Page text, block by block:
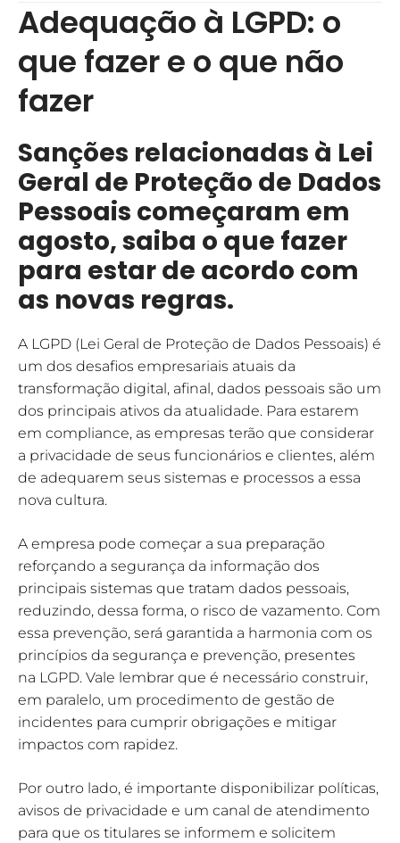
Adequação à LGPD: o
que fazer e o que não
fazer
Sanções relacionadas à Lei
Geral de Proteção de Dados
Pessoais começaram em
agosto, saiba o que fazer
para estar de acordo com
as novas regras.
A LGPD (Lei Geral de Proteção de Dados Pessoais) é
um dos desafios empresariais atuais da
transformação digital, afinal, dados pessoais são um
dos principais ativos da atualidade. Para estarem
em compliance, as empresas terão que considerar
a privacidade de seus funcionários e clientes, além
de adequarem seus sistemas e processos a essa
nova cultura.
A empresa pode começar a sua preparação
reforçando a segurança da informação dos
principais sistemas que tratam dados pessoais,
reduzindo, dessa forma, o risco de vazamento. Com
essa prevenção, será garantida a harmonia com os
princípios da segurança e prevenção, presentes
na LGPD. Vale lembrar que é necessário construir,
em paralelo, um procedimento de gestão de
incidentes para cumprir obrigações e mitigar
impactos com rapidez.
Por outro lado, é importante disponibilizar políticas,
avisos de privacidade e um canal de atendimento
para que os titulares se informem e solicitem